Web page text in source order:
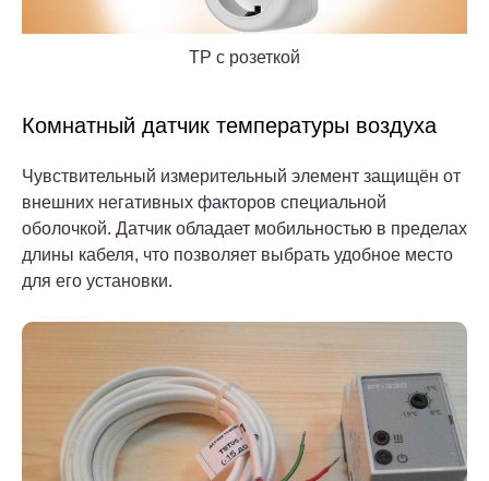
ТР с розеткой
Комнатный датчик температуры воздуха
Чувствительный измерительный элемент защищён от
внешних негативных факторов специальной
оболочкой. Датчик обладает мобильностью в пределах
длины кабеля, что позволяет выбрать удобное место
для его установки.